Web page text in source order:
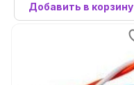
Добавить в корзину